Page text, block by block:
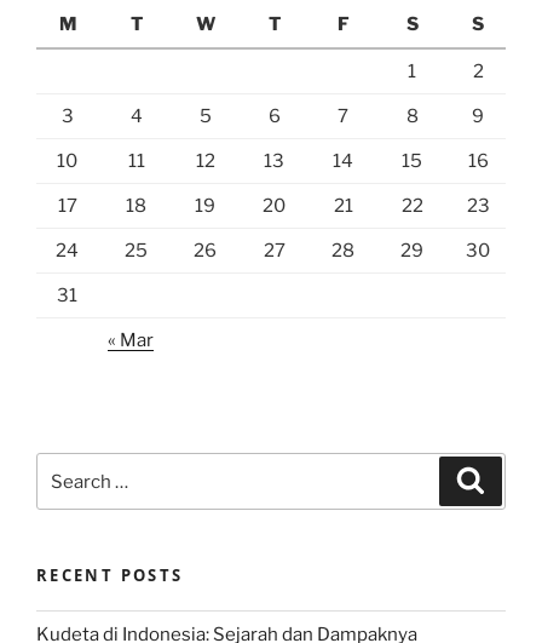
M
T W T F S S
1 2
3 4 5 6 7 8 9
10 11 12 13 14 15 16
17 18 19 20 21 22 23
24 25 26 27 28 29 30
31
« Mar
for:
RECENT POSTS
Kudeta di Indonesia: Sejarah dan Dampaknya